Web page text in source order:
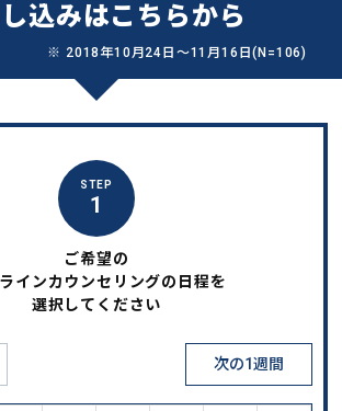
込みはこちらから
※ 2018年10月24日〜11月16日(N=106)
STEP
1
ご希望の
インカウンセリングの日程を
選択してください
次の1週間